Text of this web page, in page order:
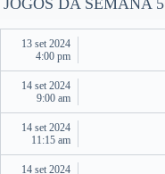
JOGOS DA SEMANA 5
13 set 2024
4:00 pm
14 set 2024
9:00 am
14 set 2024
11:15 am
14 set 2024